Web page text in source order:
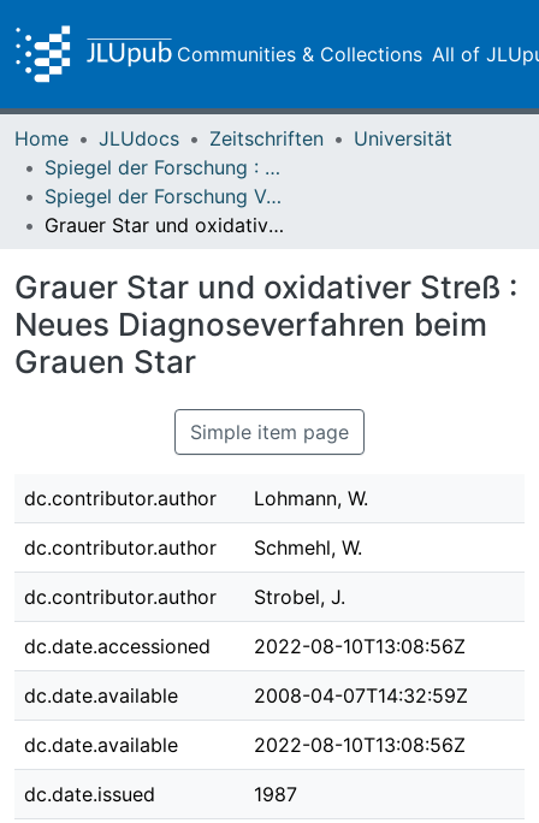
Communities & Collections All of
Home JLUdocs Zeitschriften
Universität
Spiegel der Forschung : Wissenschaftsmagazin
Spiegel der Forschung Vol. 04 (1987) Heft 2/3
Grauer Star und oxidativer Streß : Neues Diagnoseverfahren beim Grauen Star
Grauer Star und oxidativer Streß :
Neues Diagnoseverfahren beim
Grauen Star
Simple item page
dc.contributor.author Lohmann, W.
dc.contributor.author Schmehl, W.
dc.contributor.author Strobel, J.
dc.date.accessioned 2022-08-10T13:08:56Z
dc.date.available 2008-04-07T14:32:59Z
dc.date.available 2022-08-10T13:08:56Z
dc.date.issued 1987